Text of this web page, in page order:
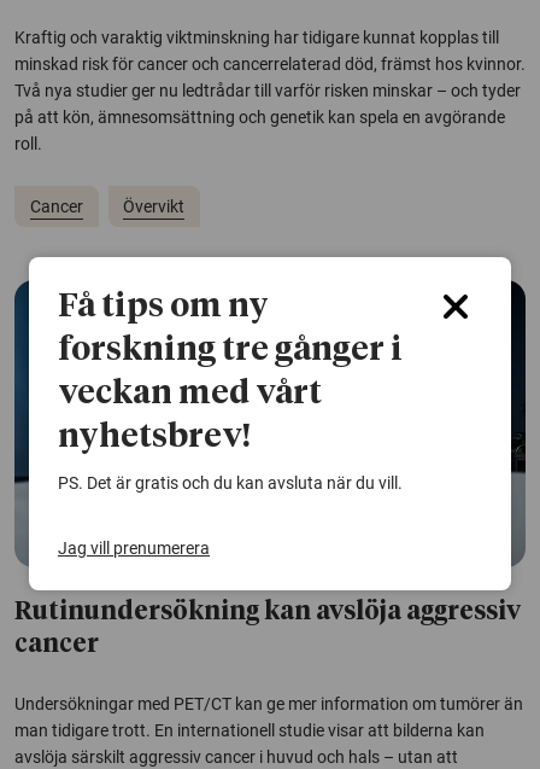
Kraftig och varaktig viktminskning har tidigare kunnat kopplas till
minskad risk för cancer och cancerrelaterad död, främst hos kvinnor.
Två nya studier ger nu ledtrådar till varför risken minskar – och tyder
på att kön, ämnesomsättning och genetik kan spela en avgörande
roll.
Cancer Övervikt
Rutinundersökning kan avslöja aggressiv
cancer
Undersökningar med PET/CT kan ge mer information om tumörer än
man tidigare trott. En internationell studie visar att bilderna kan
avslöja särskilt aggressiv cancer i huvud och hals – utan att
Få tips om ny
forskning tre gånger i
veckan med vårt
nyhetsbrev!
PS. Det är gratis och du kan avsluta när du vill.
Jag vill prenumerera